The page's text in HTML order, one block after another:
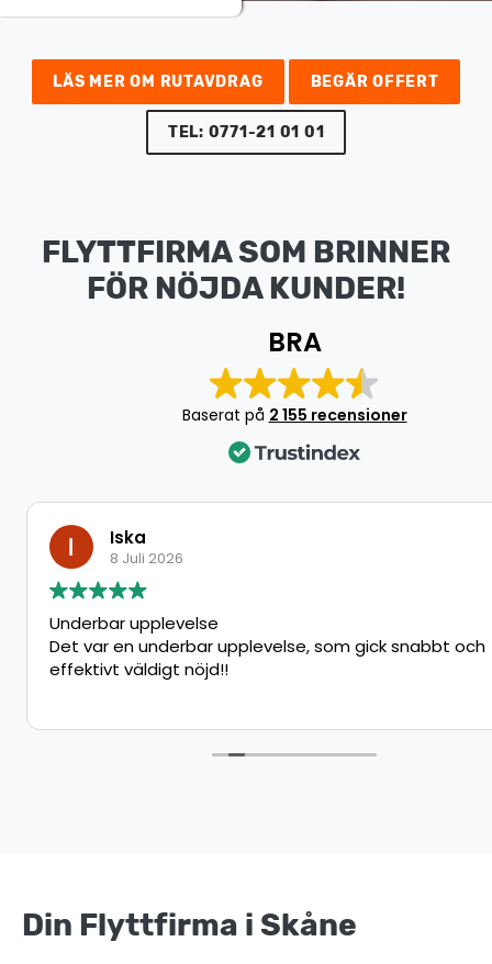
ID06-certifiering
Kvalitetspolicy
Dödsbostädning
Bärhjälp
Bortforsling av vitvaror
Röjning
Moped och motorcykelflytt
Projektflytt totalentreprenad
LÄS MER OM RUTAVDRAG BEGÄR OFFERT
TEL: 0771-21 01 01
FLYTTFIRMA SOM BRINNER
FÖR NÖJDA KUNDER!
BRA
Baserat på 2 155 recensioner
Iska
8 Juli 2026
Underbar upplevelse
Det var en underbar upplevelse, som gick snabbt och
effektivt väldigt nöjd!!
Din Flyttfirma i Skåne